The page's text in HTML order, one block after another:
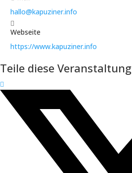
hallo@kapuziner.info
Webseite
https://www.kapuziner.info
Teile diese Veranstaltung